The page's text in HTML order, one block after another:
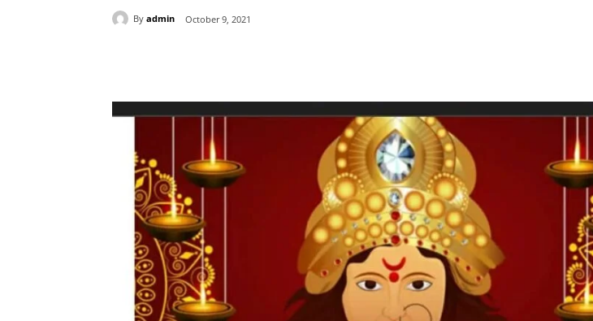
By admin October 9, 2021